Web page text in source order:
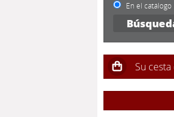
En el catálogo